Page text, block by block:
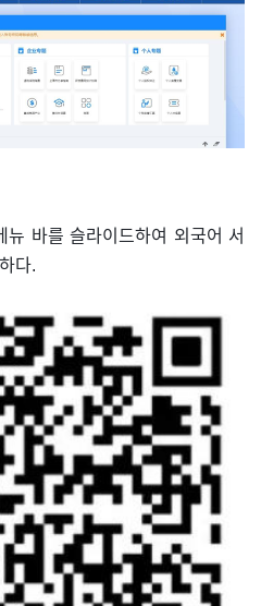
바를 슬라이드하여 외국어 서
다.